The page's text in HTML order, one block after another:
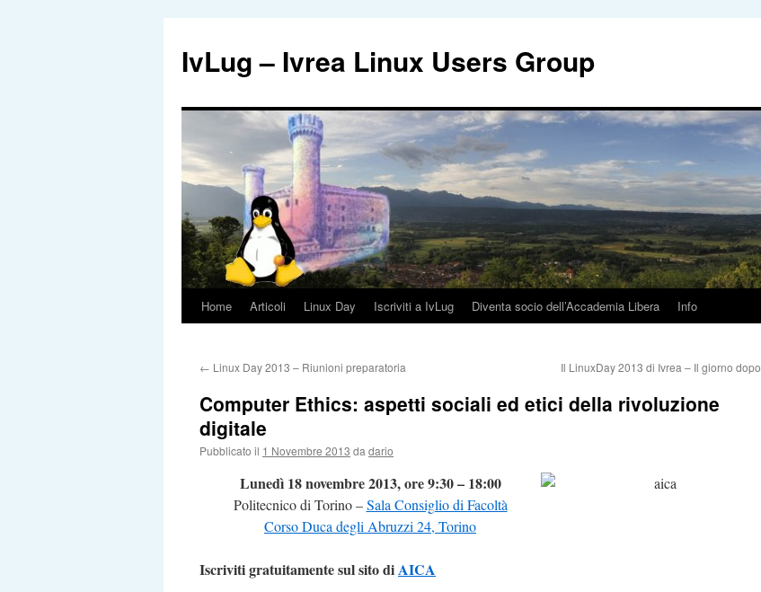
IvLug – Ivrea Linux Users Group
Vai
contenuto
Home Articoli Linux Day Iscriviti a IvLug Diventa socio dell’Accademia Libera Info
← Linux Day 2013 – Riunioni preparatoria Il LinuxDay 2013 di Ivrea – Il giorno dopo
Computer Ethics: aspetti sociali ed etici della rivoluzione
digitale
Pubblicato il 1 Novembre 2013 da dario
Lunedì 18 novembre 2013, ore 9:30 – 18:00
Politecnico di Torino –Sala Consiglio di Facoltà
Corso Duca degli Abruzzi 24, Torino
Iscriviti gratuitamente sul sito diAICA